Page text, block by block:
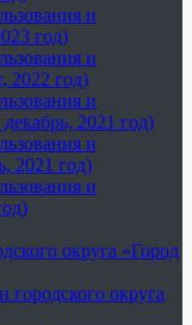
и
год)
и
2022 год)
и
2021 год)
и
2021 год)
и
округа «Город
городского округа